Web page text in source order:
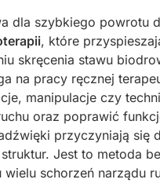
dla szybkiego powrotu
, które
skręcenia stawu
na pracy ręcznej
manipulacje czy
oraz poprawić
przyczyniają się
Jest to metoda
schorzeń narządu